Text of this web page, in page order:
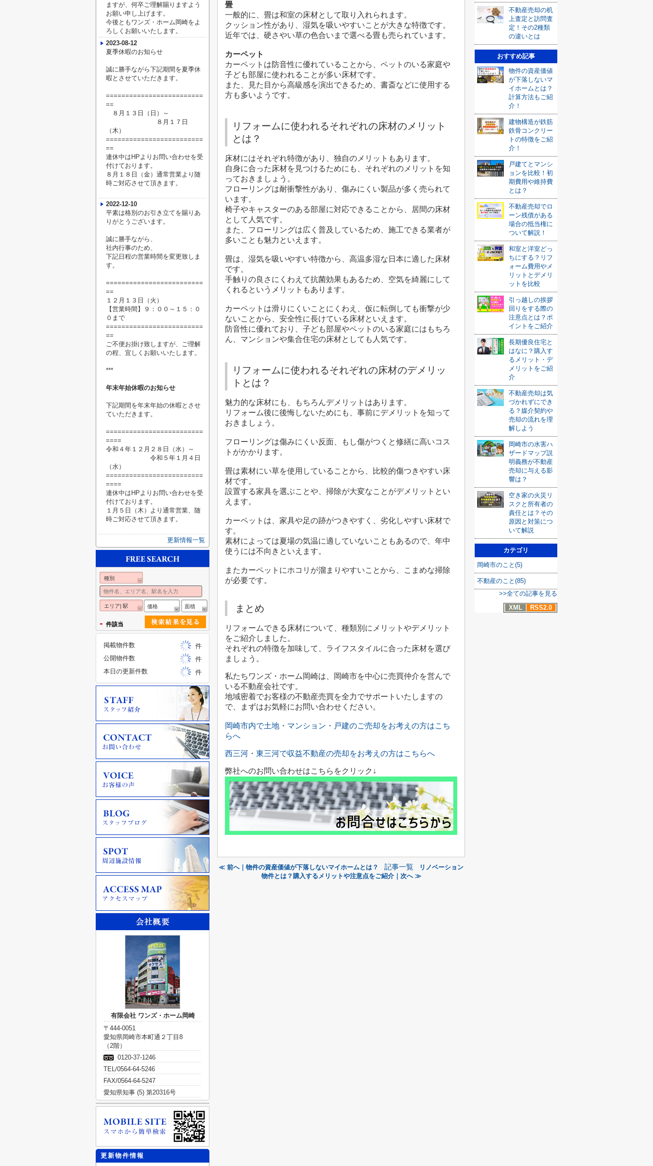
畳
一般的に、畳は和室の床材として取り入れられます。
クッション性があり、湿気を吸いやすいことが大きな特徴です。
近年では、硬さやい草の色合いまで選べる畳も売られています。
カーペット
カーペットは防音性に優れていることから、ペットのいる家庭や
子ども部屋に使われることが多い床材です。
また、見た目から高級感を演出できるため、書斎などに使用する
方も多いようです。
リフォームに使われるそれぞれの床材のメリット
とは？
床材にはそれぞれ特徴があり、独自のメリットもあります。
自身に合った床材を見つけるためにも、それぞれのメリットを知
っておきましょう。
フローリングは耐衝撃性があり、傷みにくい製品が多く売られて
います。
椅子やキャスターのある部屋に対応できることから、居間の床材
として人気です。
また、フローリングは広く普及しているため、施工できる業者が
多いことも魅力といえます。
畳は、湿気を吸いやすい特徴から、高温多湿な日本に適した床材
です。
手触りの良さにくわえて抗菌効果もあるため、空気を綺麗にして
くれるというメリットもあります。
カーペットは滑りにくいことにくわえ、仮に転倒しても衝撃が少
ないことから、安全性に長けている床材といえます。
防音性に優れており、子ども部屋やペットのいる家庭にはもちろ
ん、マンションや集合住宅の床材としても人気です。
リフォームに使われるそれぞれの床材のデメリッ
トとは？
魅力的な床材にも、もちろんデメリットはあります。
リフォーム後に後悔しないためにも、事前にデメリットを知って
おきましょう。
フローリングは傷みにくい反面、もし傷がつくと修繕に高いコス
トがかかります。
畳は素材にい草を使用していることから、比較的傷つきやすい床
材です。
設置する家具を選ぶことや、掃除が大変なことがデメリットとい
えます。
カーペットは、家具や足の跡がつきやすく、劣化しやすい床材で
す。
素材によっては夏場の気温に適していないこともあるので、年中
使うには不向きといえます。
またカーペットにホコリが溜まりやすいことから、こまめな掃除
が必要です。
まとめ
リフォームできる床材について、種類別にメリットやデメリット
をご紹介しました。
それぞれの特徴を加味して、ライフスタイルに合った床材を選び
ましょう。
私たちワンズ・ホーム岡崎は、岡崎市を中心に売買仲介を営んで
いる不動産会社です。
地域密着でお客様の不動産売買を全力でサポートいたしますの
で、まずはお気軽にお問い合わせください。
岡崎市内で土地・マンション・戸建のご売却をお考えの方はこち
らへ
西三河・東三河で収益不動産の売却をお考えの方はこちらへ
弊社へのお問い合わせはこちらをクリック↓
≪ 前へ｜物件の資産価値が下落しないマイホームとは？ 記事一覧
リノベーション
物件とは？購入するメリットや注意点をご紹介｜次へ ≫
不動産売却の机
上査定と訪問査
定！その2種類
の違いとは
おすすめ記事
物件の資産価値
が下落しないマ
イホームとは？
計算方法もご紹
介！
建物構造が鉄筋
鉄骨コンクリー
トの特徴をご紹
介！
戸建てとマンシ
ョンを比較！初
期費用や維持費
とは？
不動産売却でロ
ーン残債がある
場合の抵当権に
ついて解説！
和室と洋室どっ
ちにする？リフ
ォーム費用やメ
リットとデメリ
ットを比較
引っ越しの挨拶
回りをする際の
注意点とは？ポ
イントをご紹介
長期優良住宅と
はなに？購入す
るメリット・デ
メリットをご紹
介
不動産売却は気
づかれずにでき
る？媒介契約や
売却の流れを理
解しよう
岡崎市の水害ハ
ザードマップ説
明義務が不動産
売却に与える影
響は？
空き家の火災リ
スクと所有者の
責任とは？その
原因と対策につ
いて解説
カテゴリ
岡崎市のこと(5)
不動産のこと(85)
>>全ての記事を見る
XML
RSS2.0
ますが、何卒ご理解賜りますよう
お願い申し上げます。
今後ともワンズ・ホーム岡崎をよ
ろしくお願いいたします。
2023-08-12
夏季休暇のお知らせ
誠に勝手ながら下記期間を夏季休
暇 とさせていただきます。
=========================
==
８月１３日（日）～
８月１７日
（木）
=========================
==
連休中はHPよりお問い合わせを受
付けております。
８月１８日（金）通常営業より随
時ご対応させて頂きます。
2022-12-10
平素は格別のお引き立てを賜りあ
りがとうございます。
誠に勝手ながら、
社内行事のため、
下記日程の営業時間を変更致しま
す。
=========================
==
１２月１３日（火）
【営業時間】
９：００～１５：０
０まで
=========================
==
ご不便お掛け致しますが、ご理解
の程、宜しくお願いいたします。
***
年末年始休暇のお知らせ
下記期間を年末年始の休暇 とさせ
ていただきます。
=========================
====
令和４年１２月２８日（水）～
令和５年１月４日
（水）
=========================
====
連休中はHPよりお問い合わせを受
付けております。
１月５日（木）より通常営業、随
時ご対応させて頂きます。
更新情報一覧
種別
エリア| 駅 価格 面積
- 件該当
掲載物件数
件
公開物件数
件
本日の更新件数
件
有限会社 ワンズ・ホーム岡崎
〒444-0051
愛知県岡崎市本町通２丁目8
（2階）
0120-37-1246
TEL/0564-64-5246
FAX/0564-64-5247
愛知県知事 (5) 第20316号
更新物件情報